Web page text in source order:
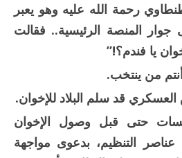
رحمة الله عليه وهو يعبر
جوار المنصة الرئيسية.. فقالت
يا فندم؟!”
من ينتخب.
قد سلم البلاد للإخوان.
حتى قبل وصول الإخوان
التنظيم، بدعوى مواجهة